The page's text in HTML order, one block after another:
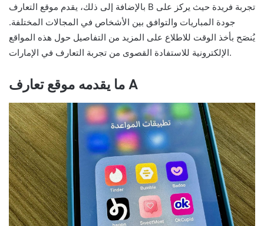
بالإضافة إلى ذلك، يقدم موقع التعارف B تجربة فريدة حيث يركز على
جودة المباريات والتوافق بين الأشخاص في المجالات المختلفة.
يُنصَح بأخذ الوقت للاطلاع على المزيد من التفاصيل حول هذه المواقع
الإلكترونية للاستفادة القصوى من تجربة التعارف في الإمارات.
ما يقدمه موقع تعارف A